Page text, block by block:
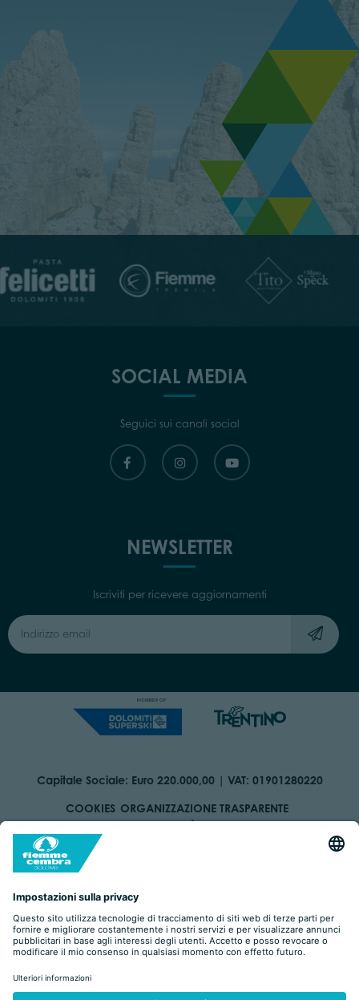
SOCIAL MEDIA
Seguici sui canali social
NEWSLETTER
Iscriviti per ricevere aggiornamenti
Capitale Sociale: Euro 220.000,00 | VAT: 01901280220
COOKIES ORGANIZZAZIONE TRASPARENTE